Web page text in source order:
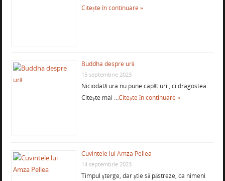
Citește în continuare »
Buddha despre ură
15 septembrie 2023
Niciodată ura nu pune capăt urii, ci dragostea.
Citește mai …Citește în continuare »
Cuvintele lui Amza Pellea
14 septembrie 2023
Timpul şterge, dar ştie să păstreze, ca nimeni